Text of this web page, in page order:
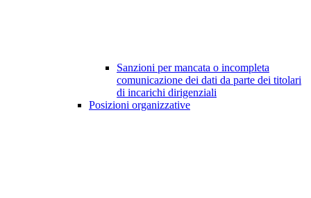
Sanzioni per mancata o incompleta
comunicazione dei dati da parte dei titolari
di incarichi dirigenziali
Posizioni organizzative